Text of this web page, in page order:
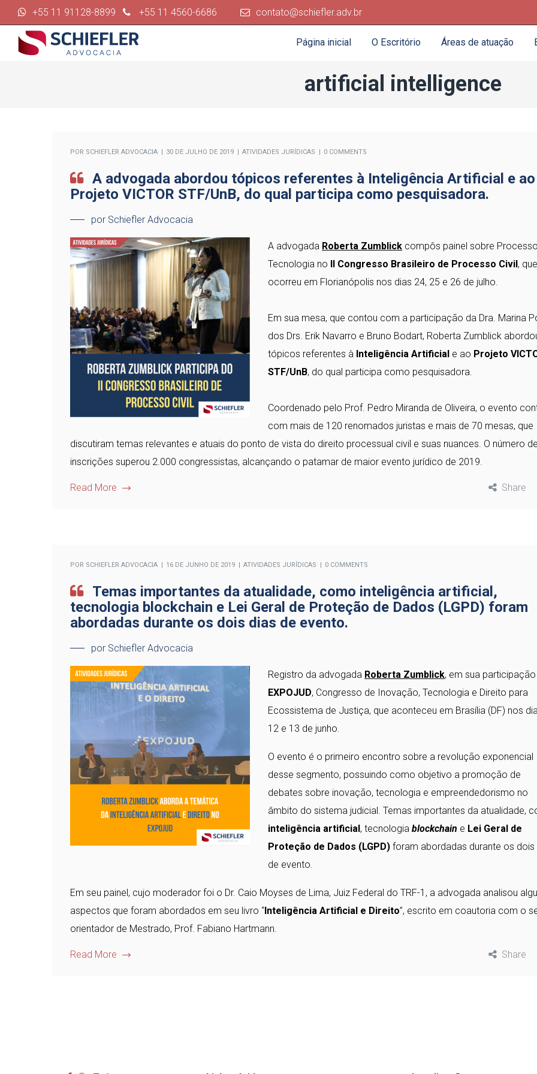
+55 11 91128-8899 +55 11 4560-6686 contato@schiefler.adv.br
Página inicial O Escritório Áreas de atuação
artificial intelligence
POR SCHIEFLER ADVOCACIA 30 DE JULHO DE 2019 ATIVIDADES JURÍDICAS 0 COMMENTS
A advogada abordou tópicos referentes à Inteligência Artificial e ao
Projeto VICTOR STF/UnB, do qual participa como pesquisadora.
por Schiefler Advocacia
A advogada Roberta Zumblick compôs painel sobre
Tecnologia no II Congresso Brasileiro de Processo Civil, que
ocorreu em Florianópolis nos dias 24, 25 e 26 de julho.
Em sua mesa, que contou com a participação da Dra. Marina
dos Drs. Erik Navarro e Bruno Bodart, Roberta Zumblick
tópicos referentes à Inteligência Artificial e ao Projeto
STF/UnB, do qual participa como pesquisadora.
Coordenado pelo Prof. Pedro Miranda de Oliveira, o evento
com mais de 120 renomados juristas e mais de 70 mesas, que
discutiram temas relevantes e atuais do ponto de vista do direito processual civil e suas nuances. O número de
inscrições superou 2.000 congressistas, alcançando o patamar de maior evento jurídico de 2019.
Read More Share
POR SCHIEFLER ADVOCACIA 16 DE JUNHO DE 2019 ATIVIDADES JURÍDICAS 0 COMMENTS
Temas importantes da atualidade, como inteligência artificial,
tecnologia blockchain e Lei Geral de Proteção de Dados (LGPD) foram
abordadas durante os dois dias de evento.
por Schiefler Advocacia
Registro da advogada Roberta Zumblick, em sua
EXPOJUD, Congresso de Inovação, Tecnologia e Direito para
Ecossistema de Justiça, que aconteceu em Brasília (DF) nos
12 e 13 de junho.
O evento é o primeiro encontro sobre a revolução exponencial
desse segmento, possuindo como objetivo a promoção de
debates sobre inovação, tecnologia e empreendedorismo no
âmbito do sistema judicial. Temas importantes da atualidade,
inteligência artificial, tecnologia blockchain e Lei Geral de
Proteção de Dados (LGPD) foram abordadas durante os dois
de evento.
Em seu painel, cujo moderador foi o Dr. Caio Moyses de Lima, Juiz Federal do TRF-1, a advogada analisou
aspectos que foram abordados em seu livro “Inteligência Artificial e Direito”, escrito em coautoria com o
orientador de Mestrado, Prof. Fabiano Hartmann.
Read More Share